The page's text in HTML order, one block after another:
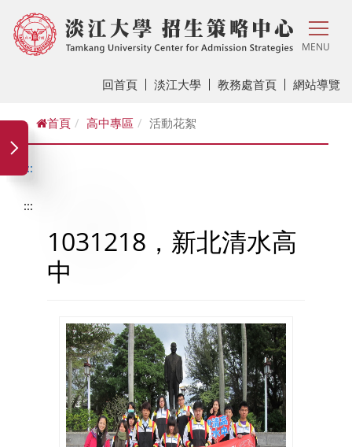
MENU
回首頁 淡江大學 教務處首頁 網站導覽
首頁 高中專區 活動花絮
:::
:::
1031218，新北清水高
中